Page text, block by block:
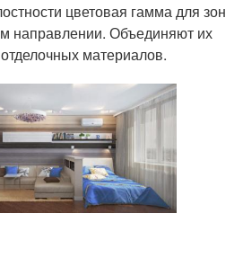
цветовая гамма для зон
направлении. Объединяют их
материалов.